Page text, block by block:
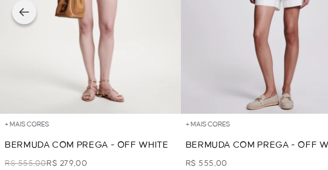
+ MAIS CORES
BERMUDA COM PREGA - OFF WHITE
R$ 555,00R$ 279,00
+ MAIS CORES
BERMUDA COM PREGA - OFF
R$ 555,00